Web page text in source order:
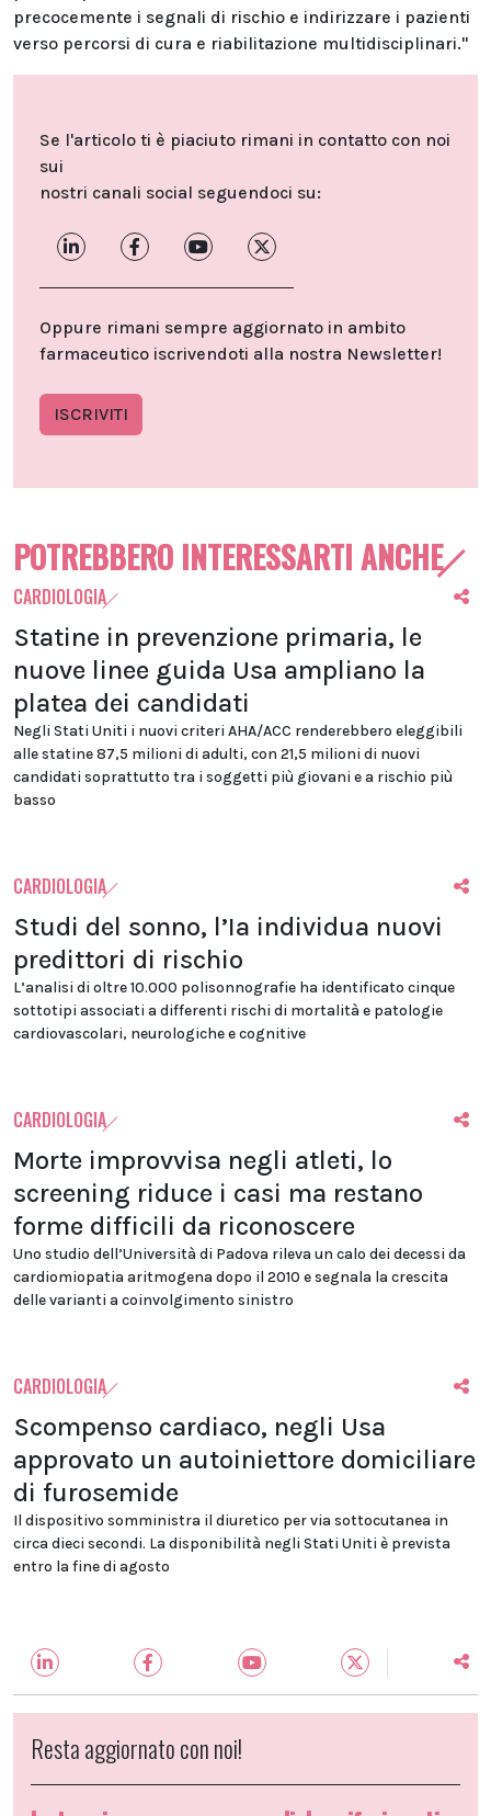
precocemente i segnali di rischio e indirizzare i pazienti
verso percorsi di cura e riabilitazione multidisciplinari."
Se l'articolo ti è piaciuto rimani in contatto con noi
sui
nostri canali social seguendoci su:
Oppure rimani sempre aggiornato in ambito
farmaceutico iscrivendoti alla nostra Newsletter!
ISCRIVITI
POTREBBERO INTERESSARTI ANCHE
CARDIOLOGIA
Statine in prevenzione primaria, le
nuove linee guida Usa ampliano la
platea dei candidati
Negli Stati Uniti i nuovi criteri AHA/ACC renderebbero eleggibili
alle statine 87,5 milioni di adulti, con 21,5 milioni di nuovi
candidati soprattutto tra i soggetti più giovani e a rischio più
basso
CARDIOLOGIA
Studi del sonno, l’Ia individua nuovi
predittori di rischio
L’analisi di oltre 10.000 polisonnografie ha identificato cinque
sottotipi associati a differenti rischi di mortalità e patologie
cardiovascolari, neurologiche e cognitive
CARDIOLOGIA
Morte improvvisa negli atleti, lo
screening riduce i casi ma restano
forme difficili da riconoscere
Uno studio dell’Università di Padova rileva un calo dei decessi da
cardiomiopatia aritmogena dopo il 2010 e segnala la crescita
delle varianti a coinvolgimento sinistro
CARDIOLOGIA
Scompenso cardiaco, negli Usa
approvato un autoiniettore domiciliare
di furosemide
Il dispositivo somministra il diuretico per via sottocutanea in
circa dieci secondi. La disponibilità negli Stati Uniti è prevista
entro la fine di agosto
Resta aggiornato con noi!